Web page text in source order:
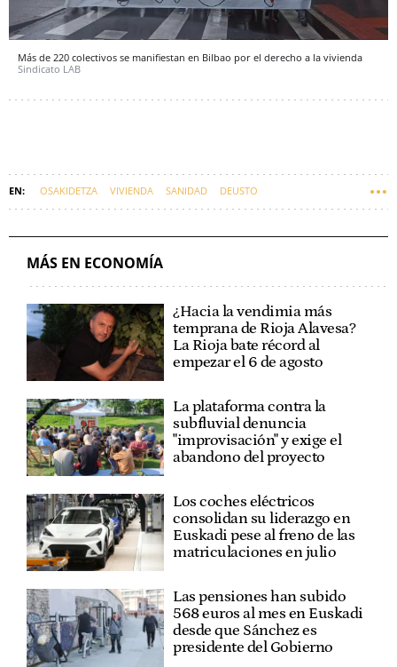
Más de 220 colectivos se manifiestan en Bilbao por el derecho a la vivienda
Sindicato LAB
OSAKIDETZA VIVIENDA SANIDAD DEUSTO
MÁS EN ECONOMÍA
¿Hacia la vendimia más
temprana de Rioja Alavesa?
La Rioja bate récord al
empezar el 6 de agosto
La plataforma contra la
subfluvial denuncia
"improvisación" y exige el
abandono del proyecto
Los coches eléctricos
consolidan su liderazgo en
Euskadi pese al freno de las
matriculaciones en julio
Las pensiones han subido
568 euros al mes en Euskadi
desde que Sánchez es
presidente del Gobierno